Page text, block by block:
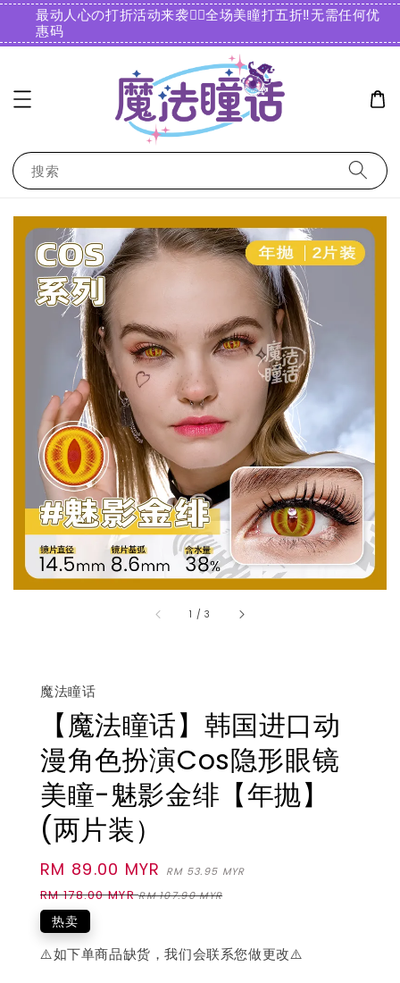
最动人心の打折活动来袭❤️‍🔥全场美瞳打五折‼️无需任何优
惠码️
搜索
1 /3
魔法瞳话
【魔法瞳话】韩国进口动
漫角色扮演Cos隐形眼镜
美瞳-魅影金绯【年抛】
(两片装）
Sale
price
RM 89.00 MYR RM 53.95 MYR
RM 178.00 MYR RM 107.90 MYR
热卖
⚠️如下单商品缺货，我们会联系您做更改⚠️